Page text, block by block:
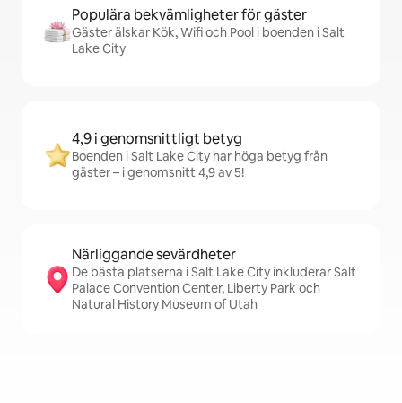
Populära bekvämligheter för gäster
Gäster älskar Kök, Wifi och Pool i boenden i Salt
Lake City
4,9 i genomsnittligt betyg
Boenden i Salt Lake City har höga betyg från
gäster – i genomsnitt 4,9 av 5!
Närliggande sevärdheter
De bästa platserna i Salt Lake City inkluderar Salt
Palace Convention Center, Liberty Park och
Natural History Museum of Utah